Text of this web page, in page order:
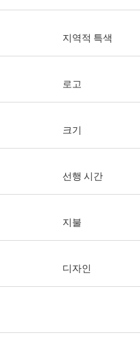
지역적 특색
로고
크기
선행 시간
지불
디자인